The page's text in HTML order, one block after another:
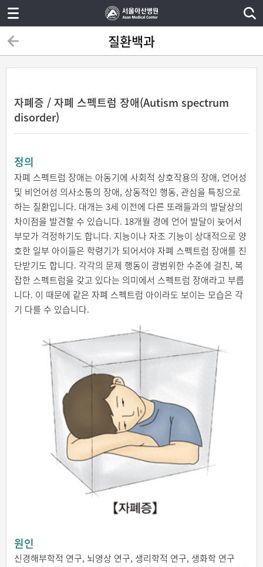
질환백과
자폐증 / 자폐 스펙트럼 장애(Autism spectrum
disorder)
정의
자폐 스펙트럼 장애는 아동기에 사회적 상호작용의 장애, 언어성
및 비언어성 의사소통의 장애, 상동적인 행동, 관심을 특징으로
하는 질환입니다. 대개는 3세 이전에 다른 또래들과의 발달상의
차이점을 발견할 수 있습니다. 18개월 경에 언어 발달이 늦어서
부모가 걱정하기도 합니다. 지능이나 자조 기능이 상대적으로 양
호한 일부 아이들은 학령기가 되어서야 자폐 스펙트럼 장애를 진
단받기도 합니다. 각각의 문제 행동이 광범위한 수준에 걸친, 복
잡한 스펙트럼을 갖고 있다는 의미에서 스펙트럼 장애라고 부릅
니다. 이 때문에 같은 자폐 스펙트럼 아이라도 보이는 모습은 각
기 다를 수 있습니다.
원인
신경해부학적 연구, 뇌영상 연구, 생리학적 연구, 생화학 연구